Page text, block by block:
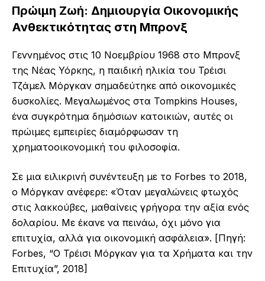
Πρώιμη Ζωή: Δημιουργία Οικονομικής
Ανθεκτικότητας στη Μπρονξ
Γεννημένος στις 10 Νοεμβρίου 1968 στο Μπρονξ
της Νέας Υόρκης, η παιδική ηλικία του Τρέισι
Τζάμελ Μόργκαν σημαδεύτηκε από οικονομικές
δυσκολίες. Μεγαλωμένος στα Tompkins Houses,
ένα συγκρότημα δημόσιων κατοικιών, αυτές οι
πρώιμες εμπειρίες διαμόρφωσαν τη
χρηματοοικονομική του φιλοσοφία.
Σε μια ειλικρινή συνέντευξη με το Forbes το 2018,
ο Μόργκαν ανέφερε: «Όταν μεγαλώνεις φτωχός
στις λακκούβες, μαθαίνεις γρήγορα την αξία ενός
δολαρίου. Με έκανε να πεινάω, όχι μόνο για
επιτυχία, αλλά για οικονομική ασφάλεια». [Πηγή:
Forbes, “Ο Τρέισι Μόργκαν για τα Χρήματα και την
Επιτυχία”, 2018]